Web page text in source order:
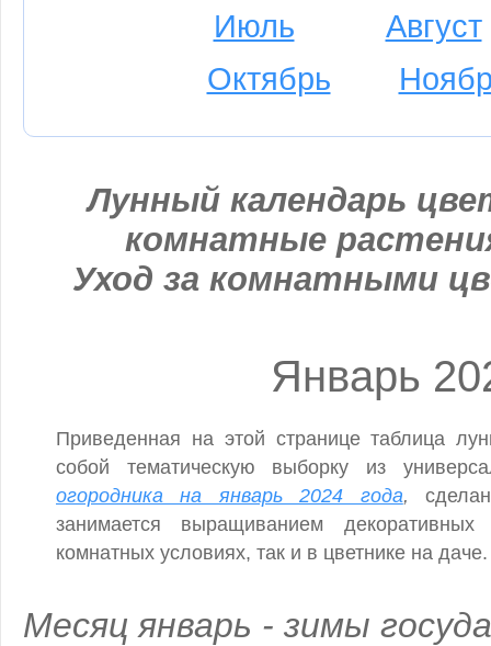
Июль
Август
Октябрь
Лунный календарь
комнатные
Уход за комнатными
Январь
Приведенная на этой странице таблица
собой тематическую выборку из
огородника на январь 2024 года,
занимается выращиванием
комнатных условиях, так и в цветнике на даче.
Месяц январь - зимы